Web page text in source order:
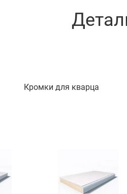
Кромки для кварца